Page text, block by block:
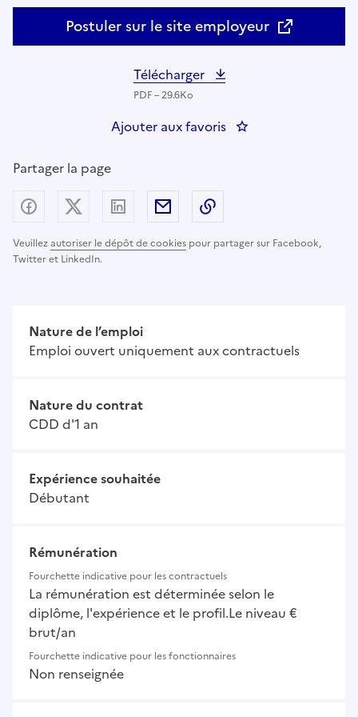
Postuler sur le site employeur
Télécharger
PDF – 29.6Ko
Ajouter aux favoris : Professeur en
Partager la page
Veuillezautoriser le dépôt de cookies pour partager sur Facebook,
Twitter et LinkedIn.
Partager sur Facebook
Partager sur X (anciennement Twitter) -
Partager sur LinkedIn
Partager par email
Nature de l’emploi
Emploi ouvert uniquement aux contractuels
Nature du contrat
CDD d'1 an
Expérience souhaitée
Débutant
Rémunération
Fourchette indicative pour les contractuels
La rémunération est déterminée selon le
diplôme, l'expérience et le profil.Le niveau €
brut/an
Fourchette indicative pour les fonctionnaires
Non renseignée